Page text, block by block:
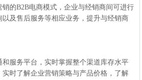
的B2B电商模式，企业与经销商间可进行
及售后服务等相应业务，提升与经销商
服务平台，实时掌握整个渠道库存水平
时了解企业营销策略与产品价格，了解